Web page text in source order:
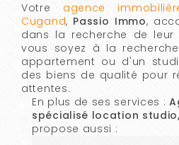
Votre agence
Cugand, Passio Immo,
dans la recherche de leur
vous soyez à la
appartement ou d'un
des biens de qualité pour
attentes.
En plus de ses services :
spécialisé location
propose aussi :